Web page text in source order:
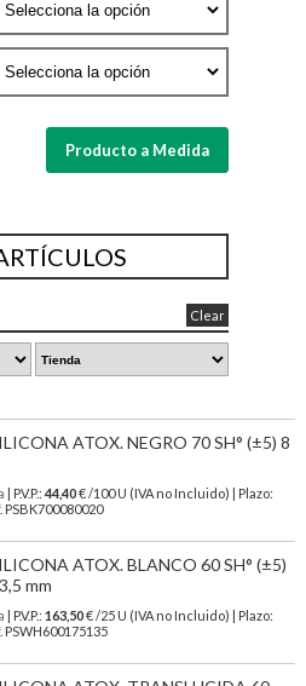
Producto a Medida
Clear
ATOX. NEGRO 70 SH° (±5) 8
| P.V.P.: 44,40€ /100 U (IVA no Incluido) | Plazo:
ATOX. BLANCO 60 SH° (±5)
mm
| P.V.P.: 163,50€ /25 U (IVA no Incluido) | Plazo: